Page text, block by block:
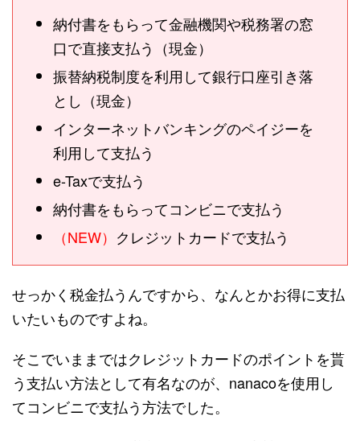
納付書をもらって金融機関や税務署の窓
口で直接支払う（現金）
振替納税制度を利用して銀行口座引き落
とし（現金）
インターネットバンキングのペイジーを
利用して支払う
e-Taxで支払う
納付書をもらってコンビニで支払う
（NEW） クレジットカードで支払う
せっかく税金払うんですから、なんとかお得に支払
いたいものですよね。
そこでいままではクレジットカードのポイントを貰
う支払い方法として有名なのが、nanacoを使用し
てコンビニで支払う方法でした。